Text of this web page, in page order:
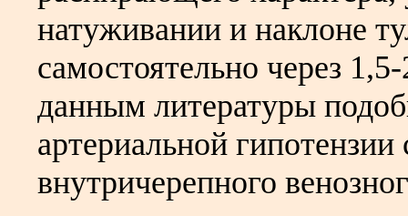
натуживании и наклоне
самостоятельно через
данным литературы
артериальной
внутричерепного